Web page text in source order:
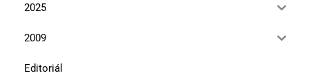
2025
2009
Editoriál